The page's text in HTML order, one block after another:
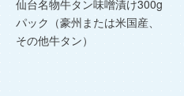
仙台名物牛タン味噌漬け300g
パック（豪州または米国産、
その他牛タン）